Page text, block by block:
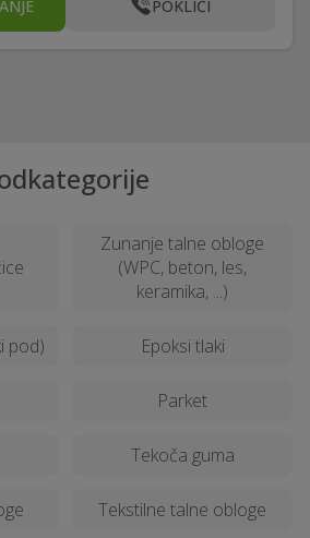
POKLIČI
Zunanje talne obloge
(WPC, beton, les,
keramika, ...)
pod) Epoksi tlaki
Parket
Tekoča guma
Tekstilne talne obloge